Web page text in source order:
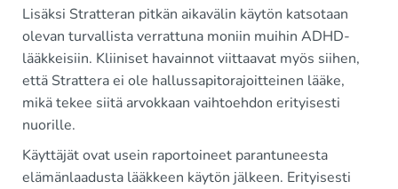
Lisäksi Stratteran pitkän aikavälin käytön katsotaan
olevan turvallista verrattuna moniin muihin ADHD-
lääkkeisiin. Kliiniset havainnot viittaavat myös siihen,
että Strattera ei ole hallussapitorajoitteinen lääke,
mikä tekee siitä arvokkaan vaihtoehdon erityisesti
nuorille.
Käyttäjät ovat usein raportoineet parantuneesta
elämänlaadusta lääkkeen käytön jälkeen. Erityisesti